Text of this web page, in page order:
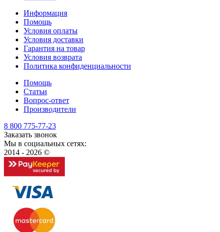
Информация
Помощь
Условия оплаты
Условия доставки
Гарантия на товар
Условия возврата
Политика конфиденциальности
Помощь
Статьи
Вопрос-ответ
Производители
8 800 775-77-23
Заказать звонок
Мы в социальных сетях:
2014 - 2026 ©